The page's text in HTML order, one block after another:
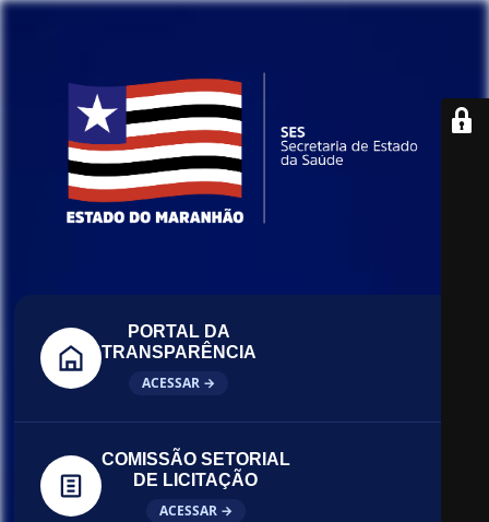
PORTAL DA
TRANSPARÊNCIA
ACESSAR →
COMISSÃO SETORIAL
DE LICITAÇÃO
ACESSAR →